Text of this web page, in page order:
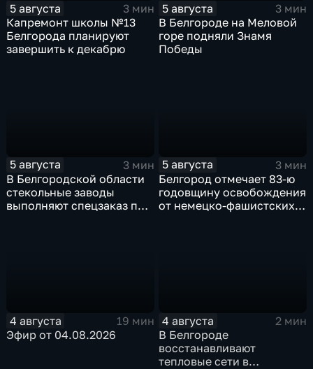
5 августа
3 мин
Капремонт школы №13
Белгорода планируют
завершить к декабрю
5 августа
3 мин
В Белгороде на Меловой
горе подняли Знамя
Победы
5 августа
3 мин
В Белгородской области
стекольные заводы
выполняют спецзаказ по
5 августа
3 мин
Белгород отмечает 83-ю
годовщину освобождения
от немецко-фашистских
4 августа
19 мин
Эфир от 04.08.2026
4 августа
2 мин
В Белгороде
восстанавливают
тепловые сети в